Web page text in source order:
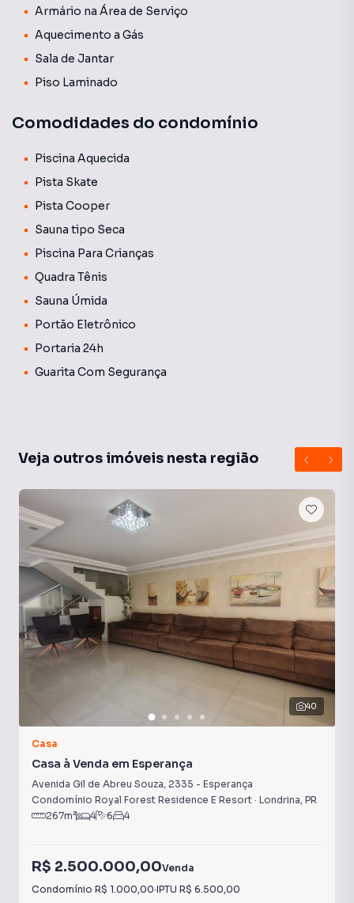
Armário na Área de Serviço
Aquecimento a Gás
Sala de Jantar
Piso Laminado
Comodidades do condomínio
Piscina Aquecida
Pista Skate
Pista Cooper
Sauna tipo Seca
Piscina Para Crianças
Quadra Tênis
Sauna Úmida
Portão Eletrônico
Portaria 24h
Guarita Com Segurança
Veja outros imóveis nesta região
40
Casa
Casa à Venda em Esperança
Avenida Gil de Abreu Souza, 2335 - Esperança
Condomínio Royal Forest Residence E Resort · Londrina, PR
267m² 4 6 4
R$ 2.500.000,00Venda
Condomínio R$ 1.000,00·IPTU R$ 6.500,00